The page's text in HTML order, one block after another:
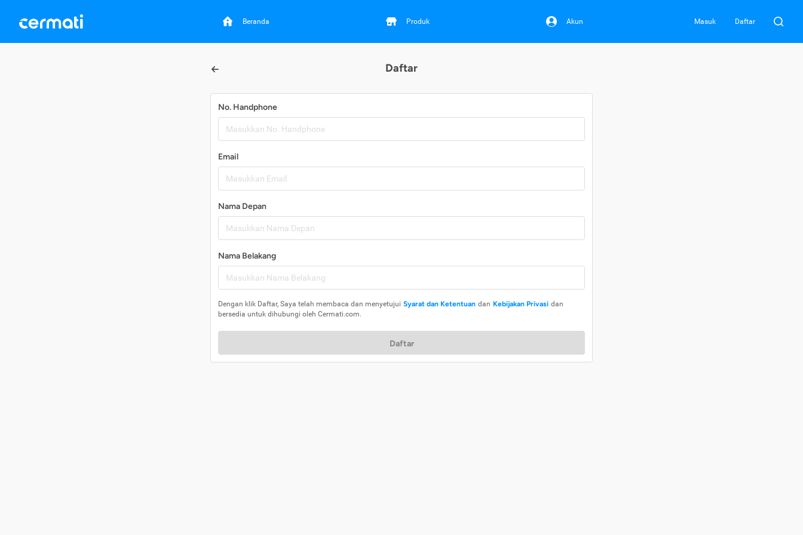
Beranda Produk Akun Masuk Daftar
Daftar
No. Handphone
Email
Nama Depan
Nama Belakang
Dengan klik Daftar, Saya telah membaca dan menyetujui Syarat dan Ketentuan dan Kebijakan Privasi dan
bersedia untuk dihubungi oleh Cermati.com.
Daftar